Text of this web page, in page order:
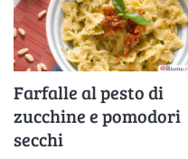
Farfalle al pesto di
zucchine e pomodori
secchi